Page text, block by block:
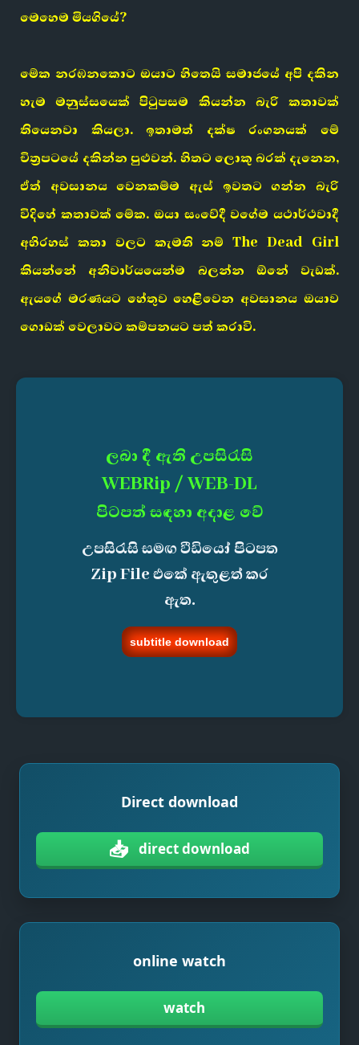
මෙහෙම මියගියේ?
මේක නරඹනකොට ඔයාට හිතෙයි සමාජයේ අපි දකින
හැම මනුස්සයෙක් පිටුපසම කියන්න බැරි කතාවක්
තියෙනවා කියලා. ඉතාමත් දක්ෂ රංගනයක් මේ
චිත්‍රපටයේ දකින්න පුළුවන්. හිතට ලොකු බරක් දැනෙන,
ඒත් අවසානය වෙනකම්ම ඇස් ඉවතට ගන්න බැරි
විදිහේ කතාවක් මේක. ඔයා සංවේදී වගේම යථාර්ථවාදී
අභිරහස් කතා වලට කැමති නම් The Dead Girl
කියන්නේ අනිවාර්යයෙන්ම බලන්න ඕනේ වැඩක්.
ඇයගේ මරණයට හේතුව හෙළිවෙන අවසානය ඔයාව
ගොඩක් වෙලාවට කම්පනයට පත් කරාවි.
ලබා දී ඇති උපසිරැසි
WEBRip / WEB-DL
පිටපත් සඳහා අදාළ වේ
උපසිරැසි සමඟ වීඩියෝ පිටපත
Zip File එකේ ඇතුළත් කර
ඇත.
subtitle download
Direct download
📥 direct download
online watch
watch